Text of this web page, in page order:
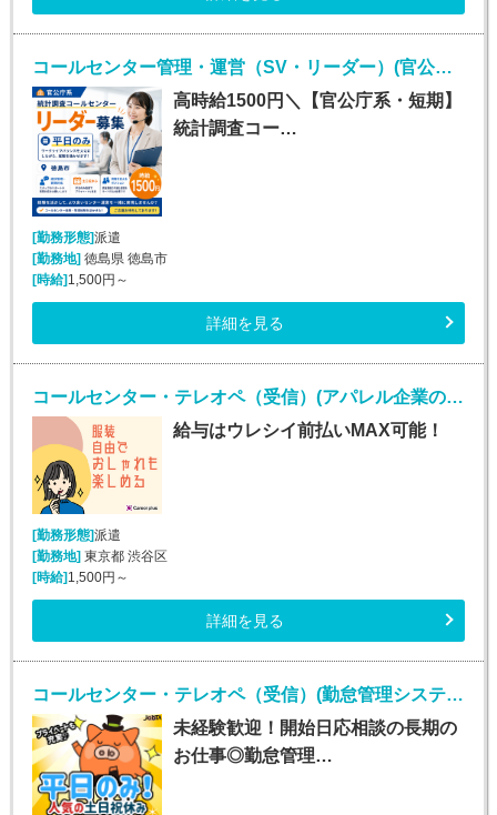
コールセンター管理・運営（SV・リーダー）(官公庁関連の確認電話・データ入力業務リーダー（管理者）)
高時給1500円＼【官公庁系・短期】
統計調査コー…
[勤務形態]派遣
[勤務地] 徳島県 徳島市
[時給] 1,500円～
詳細を見る
コールセンター・テレオペ（受信）(アパレル企業のコールセンターお問い合わせ対応業務)
給与はウレシイ前払いMAX可能！
[勤務形態]派遣
[勤務地] 東京都 渋谷区
[時給] 1,500円～
詳細を見る
コールセンター・テレオペ（受信）(勤怠管理システムヘルプデスク)
未経験歓迎！開始日応相談の長期の
お仕事◎勤怠管理…